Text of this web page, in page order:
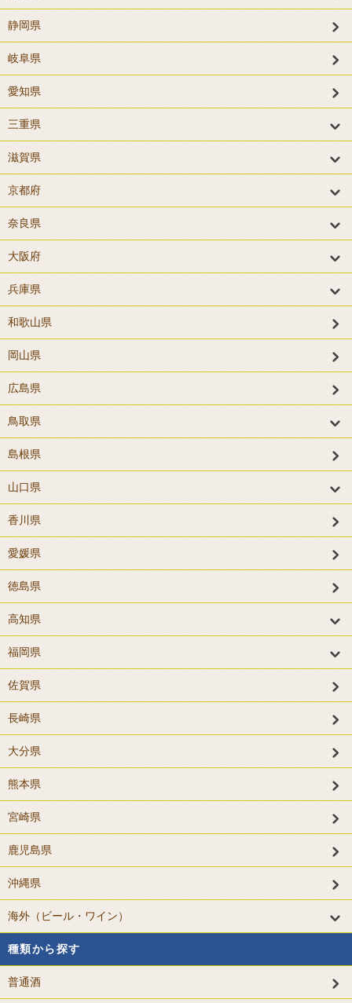
静岡県
岐阜県
愛知県
三重県
滋賀県
京都府
奈良県
大阪府
兵庫県
和歌山県
岡山県
広島県
鳥取県
島根県
山口県
香川県
愛媛県
徳島県
高知県
福岡県
佐賀県
長崎県
大分県
熊本県
宮崎県
鹿児島県
沖縄県
海外（ビール・ワイン）
種類から探す
普通酒